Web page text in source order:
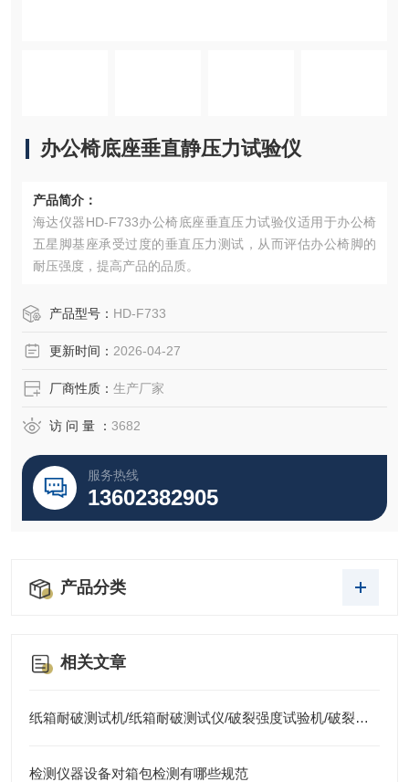
办公椅底座垂直静压力试验仪
产品简介：
海达仪器HD-F733办公椅底座垂直压力试验仪适用于办公椅
五星脚基座承受过度的垂直压力测试，从而评估办公椅脚的
耐压强度，提高产品的品质。
产品型号： HD-F733
更新时间： 2026-04-27
厂商性质： 生产厂家
访 问 量 ： 3682
服务热线
13602382905
产品分类
相关文章
纸箱耐破测试机/纸箱耐破测试仪/破裂强度试验机/破裂机/纸箱破裂试验机/耐破试验机
检测仪器设备对箱包检测有哪些规范